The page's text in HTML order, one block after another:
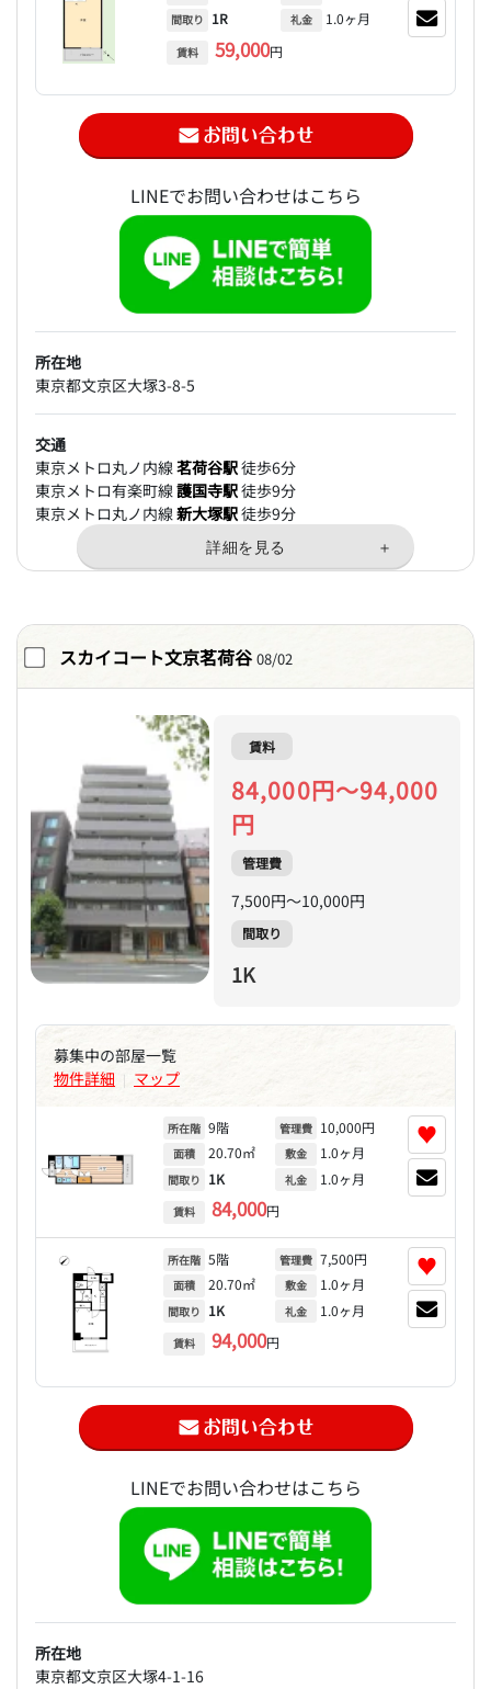
間取り 1R
賃料 59,000円
礼金 1.0ヶ月
LINEでお問い合わせはこちら
所在地
東京都文京区大塚3-8-5
交通
東京メトロ丸ノ内線茗荷谷駅徒歩6分
東京メトロ有楽町線護国寺駅徒歩9分
東京メトロ丸ノ内線新大塚駅徒歩9分
スカイコート文京茗荷谷 08/02
賃料
84,000円～94,000
円
管理費
7,500円～10,000円
間取り
1K
募集中の部屋一覧
物件詳細 | マップ
所在階 9階
面積 20.70㎡
間取り 1K
賃料 84,000円
管理費 10,000円
敷金 1.0ヶ月
礼金 1.0ヶ月
♥
所在階 5階
面積 20.70㎡
間取り 1K
賃料 94,000円
管理費 7,500円
敷金 1.0ヶ月
礼金 1.0ヶ月
♥
LINEでお問い合わせはこちら
所在地
東京都文京区大塚4-1-16